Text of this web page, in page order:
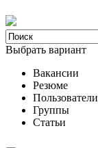
Выбрать вариант
Вакансии
Резюме
Пользователи
Группы
Статьи